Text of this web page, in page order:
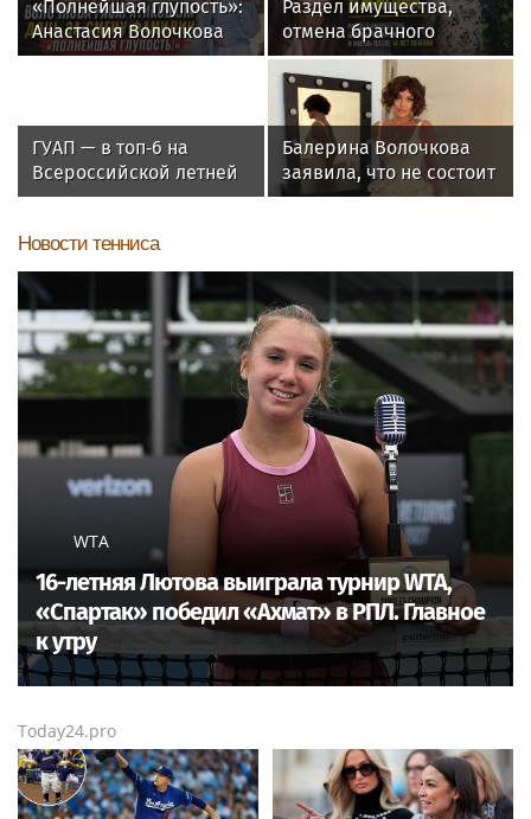
«Полнейшая глупость»:
Анастасия Волочкова
осудила дочь за отказ
Раздел имущества,
отмена брачного
контракта и новые
слухи: как живет
Джиган после развода с
Оксаной Самойловой
ГУАП — в топ‑6 на
Всероссийской летней
Универсиаде по
ориентированию
Балерина Волочкова
заявила, что не состоит
в отношениях с
Новости тенниса
WTA
16-летняя Лютова выиграла турнир WTA,
«Спартак» победил «Ахмат» в РПЛ. Главное
к утру
Today24.pro